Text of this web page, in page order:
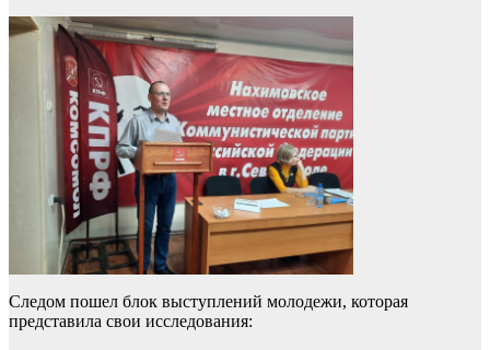
Следом пошел блок выступлений молодежи, которая
представила свои исследования: